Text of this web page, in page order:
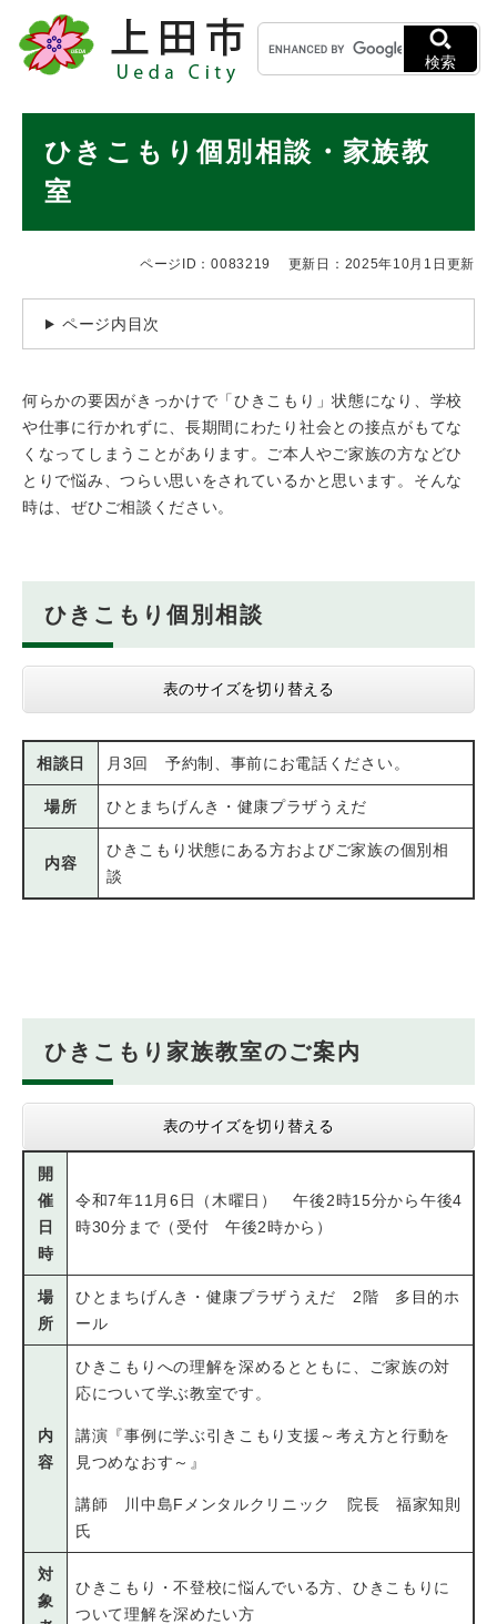
メニューを飛ばして本文へ
キ
ー
ワ
検
検索
ひきこもり個別相談・家族教
室
ページID：0083219 更新日：2025年10月1日更新
ページ内目次
何らかの要因がきっかけで「ひきこもり」状態になり、学校
や仕事に行かれずに、長期間にわたり社会との接点がもてな
くなってしまうことがあります。ご本人やご家族の方などひ
とりで悩み、つらい思いをされているかと思います。そんな
時は、ぜひご相談ください。
ひきこもり個別相談
表のサイズを切り替える
相談日 月3回 予約制、事前にお電話ください。
場所 ひとまちげんき・健康プラザうえだ
内容
ひきこもり状態にある方およびご家族の個別相
談
ひきこもり家族教室のご案内
表のサイズを切り替える
開
催
日
時
令和7年11月6日（木曜日） 午後2時15分から午後4
時30分まで（受付 午後2時から）
場
所
ひとまちげんき・健康プラザうえだ 2階 多目的ホ
ール
内
容
ひきこもりへの理解を深めるとともに、ご家族の対
応について学ぶ教室です。
講演『事例に学ぶ引きこもり支援～考え方と行動を
見つめなおす～』
講師 川中島Fメンタルクリニック 院長 福家知則
氏
対
象
ひきこもり・不登校に悩んでいる方、ひきこもりに
ついて理解を深めたい方